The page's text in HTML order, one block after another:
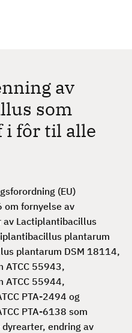
av
som
i fôr til alle
(EU)
fornyelse av
av Lactiplantibacillus
plantarum
plantarum DSM 18114,
ATCC 55943,
ATCC 55944,
PTA-2494 og
PTA-6138 som
endring av